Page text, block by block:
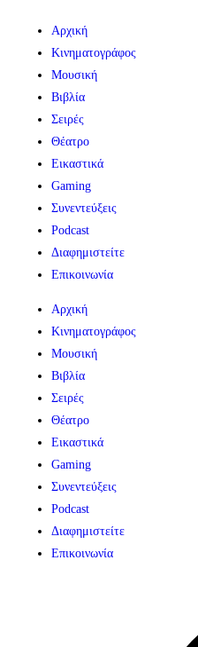
Αρχική
Κινηματογράφος
Μουσική
Βιβλία
Σειρές
Θέατρο
Εικαστικά
Gaming
Συνεντεύξεις
Podcast
Διαφημιστείτε
Επικοινωνία
Αρχική
Κινηματογράφος
Μουσική
Βιβλία
Σειρές
Θέατρο
Εικαστικά
Gaming
Συνεντεύξεις
Podcast
Διαφημιστείτε
Επικοινωνία